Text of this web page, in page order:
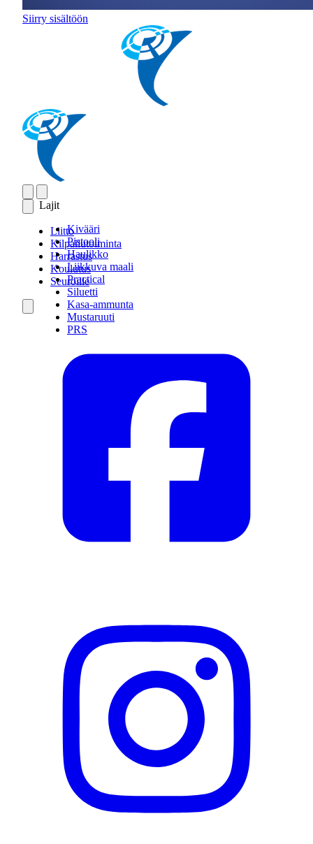
Siirry sisältöön
Lajit
Kivääri
Pistooli
Haulikko
Liikkuva maali
Practical
Siluetti
Kasa-ammunta
Mustaruuti
PRS
Liitto
Kilpailutoiminta
Harrastus
Koulutus
Seuroille